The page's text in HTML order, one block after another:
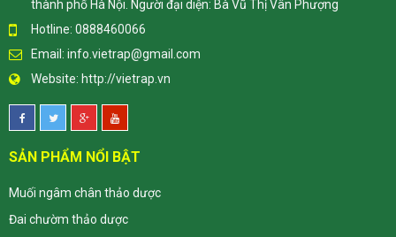
thành phố Hà Nội. Người đại diện: Bà Vũ Thị Vân Phượng
Hotline: 0888460066
Email: info.vietrap@gmail.com
Website: http://vietrap.vn
SẢN PHẨM NỔI BẬT
Muối ngâm chân thảo dược
Đai chườm thảo dược